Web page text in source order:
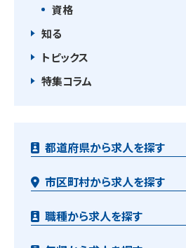
資格
知る
トピックス
特集コラム
都道府県から求人を探す
市区町村から求人を探す
職種から求人を探す